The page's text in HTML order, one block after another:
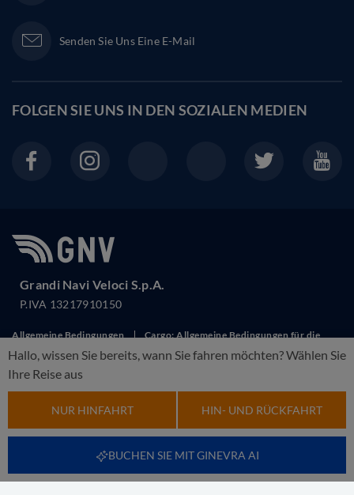
Hallo, wissen Sie bereits, wann Sie fahren möchten? Wählen Sie
Ihre Reise aus
NUR HINFAHRT HIN- UND RÜCKFAHRT
BUCHEN SIE MIT GINEVRA AI
Senden Sie Uns Eine E-Mail
FOLGEN SIE UNS IN DEN SOZIALEN MEDIEN
Grandi Navi Veloci S.p.A.
P.IVA 13217910150
Allgemeine Bedingungen
Cargo: Allgemeine Bedingungen für die
Beförderung
Cookie policy Fahrgastrechte
Sonderangebote
abbestellen
anfordern
This site is protected by reCAPTCHA and the GooglePrivacy Policy
Terms of Serviceapply.